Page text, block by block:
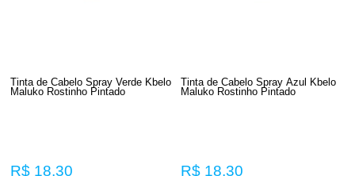
Tinta de Cabelo Spray Verde Kbelo
Maluko Rostinho Pintado
R$ 18,30
Tinta de Cabelo Spray Azul Kbelo
Maluko Rostinho Pintado
R$ 18,30